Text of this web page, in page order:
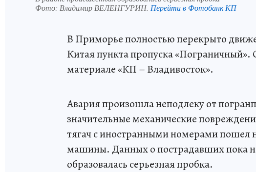
Фото: Владимир ВЕЛЕНГУРИН. Перейти в Фотобанк КП
В Приморье полностью перекрыто
Китая пункта пропуска
материале «КП – Владивосток».
Авария произошла неподлеку от
значительные механические
тягач с иностранными номерами пошел
машины. Данных о пострадавших пока
образовалась серьезная пробка.